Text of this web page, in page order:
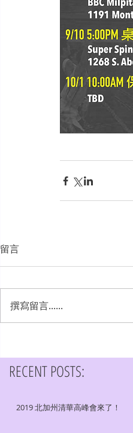
留言
撰寫留言......
RECENT POSTS:
2019 北加州清華高峰會來了！